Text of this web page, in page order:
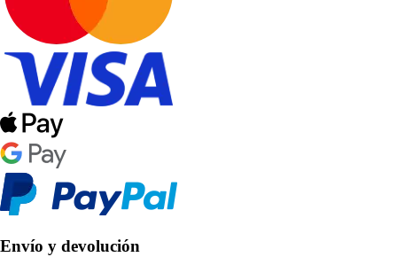
Envío y devolución